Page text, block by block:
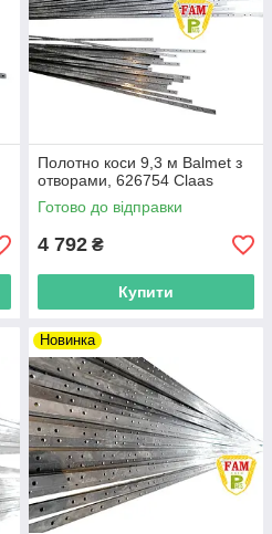
Полотно коси 9,3 м Balmet з
отворами, 626754 Claas
Готово до відправки
4 792 ₴
Купити
Новинка